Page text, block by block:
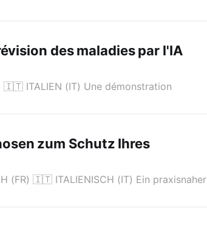
des maladies par l'IA
ITALIEN (IT) Une démonstration
zum Schutz Ihres
(FR) 🇮🇹 ITALIENISCH (IT) Ein praxisnaher